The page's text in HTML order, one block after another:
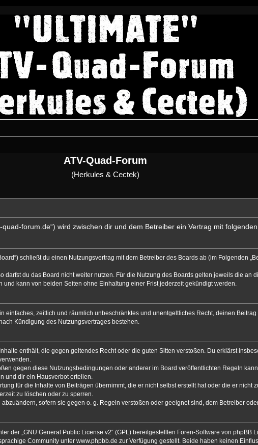
ATV-Quad-Forum
(Herkules & Cectek)
forum.de“) wird zwischen dir und dem Betreiber ein Vertrag mit
schließt du einen Nutzungsvertrag mit dem Betreiber des Boards ab (im Folgenden
darfst du das Board nicht weiter nutzen. Für die Nutzung des Boards gelten jeweils die an
und kann von beiden Seiten ohne Einhaltung einer Frist jederzeit gekündigt werden.
einfaches, zeitlich und räumlich unbeschränktes und unentgeltliches Recht, deinen
Kündigung des Nutzungsvertrages bestehen.
enthält, die gegen geltendes Recht oder die guten Sitten verstoßen. Du erklärst
gegen diese Nutzungsbedingungen oder anderer im Board veröffentlichten Regeln
und dir ein Hausverbot erteilen.
für die Inhalte von Beiträgen übernimmt, die er nicht selbst erstellt hat oder die er nicht
zu löschen oder zu sperren.
sofern sie gegen o. g. Regeln verstoßen oder geeignet sind, dem Betreiber
der „ GNU General Public License v2“ (GPL) bereitgestellten Foren-Software von phpBB
Community unter www.phpbb.de zur Verfügung gestellt. Beide haben keinen